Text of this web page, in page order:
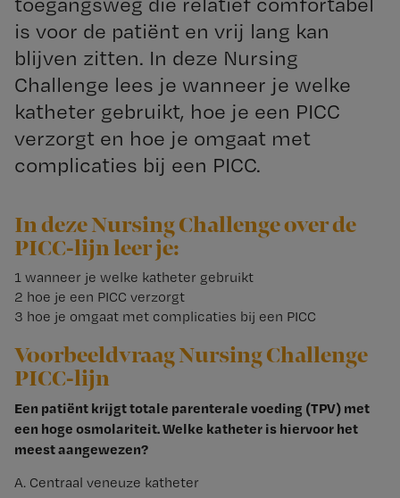
is voor de patiënt en vrij lang kan
blijven zitten. In deze Nursing
Challenge lees je wanneer je welke
katheter gebruikt, hoe je een PICC
verzorgt en hoe je omgaat met
complicaties bij een PICC.
In deze Nursing Challenge over de
PICC-lijn leer je:
1 wanneer je welke katheter gebruikt
2 hoe je een PICC verzorgt
3 hoe je omgaat met complicaties bij een PICC
Voorbeeldvraag Nursing Challenge
PICC-lijn
Een patiënt krijgt totale parenterale voeding (TPV) met
een hoge osmolariteit. Welke katheter is hiervoor het
meest aangewezen?
A. Centraal veneuze katheter